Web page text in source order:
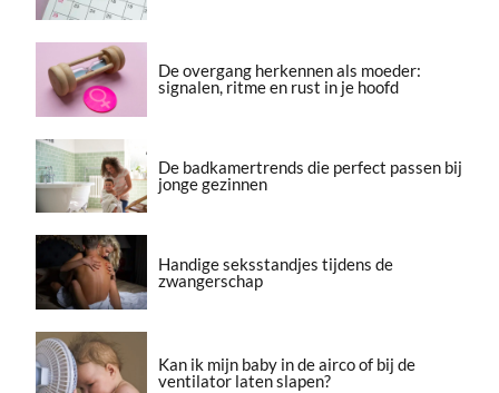
De overgang herkennen als moeder:
signalen, ritme en rust in je hoofd
De badkamertrends die perfect passen bij
jonge gezinnen
Handige seksstandjes tijdens de
zwangerschap
Kan ik mijn baby in de airco of bij de
ventilator laten slapen?